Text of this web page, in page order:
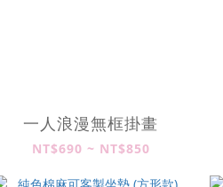
一人浪漫無框掛畫
NT$690 ~ NT$850